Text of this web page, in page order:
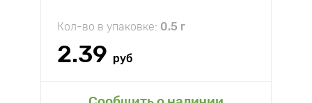
Кол-во в упаковке: 0.5 г
2.39 руб